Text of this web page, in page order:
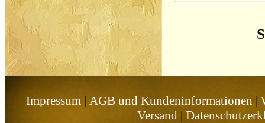
Impressum | AGB und Kundeninformationen |
Versand|